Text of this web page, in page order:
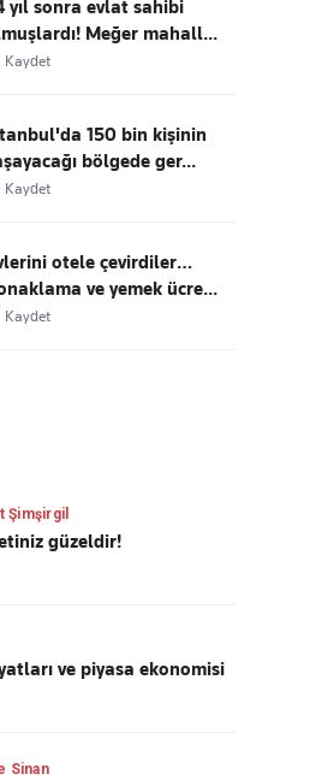
yıl sonra evlat sahibi
Meğer mahall...
Kaydet
150 bin kişinin
bölgede ger...
Kaydet
otele çevirdiler…
ve yemek ücre...
Kaydet
Şimşirgil
güzeldir!
ve piyasa ekonomisi
Sinan